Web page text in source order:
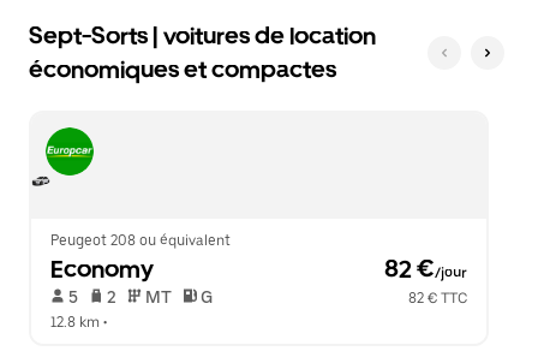
Sept-Sorts | voitures de location
économiques et compactes
Peugeot 208 ou équivalent
Economy 82 €/jour
5 2 MT G
82 € TTC
12.8 km •